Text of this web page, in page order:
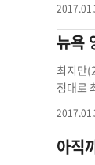
장하는
패닉과
제치기는 쉽지 않다. 결국 황재균에게 현실적인 최우선
는 2018년
의 지배
리그 투수들의 강속구
까이 부
여주는 '홈런 파크팩터' 수
적으로 준비 중이다. 피츠버그 포스트-가제트는 '강정호의 징
하고 있다
"아직
을 순 있다"며 징계 변
고를 낸
이 같은
뉴욕
최지만(26.사진)의 새로
정대로 최지만도 포함돼있다. 최지만
일 양키스와 마이너
라의 은
했고
아직